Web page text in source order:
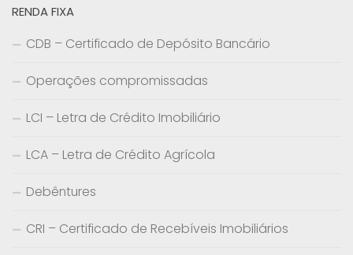
RENDA FIXA
CDB – Certificado de Depósito Bancário
Operações compromissadas
LCI – Letra de Crédito Imobiliário
LCA – Letra de Crédito Agrícola
Debêntures
CRI – Certificado de Recebíveis Imobiliários